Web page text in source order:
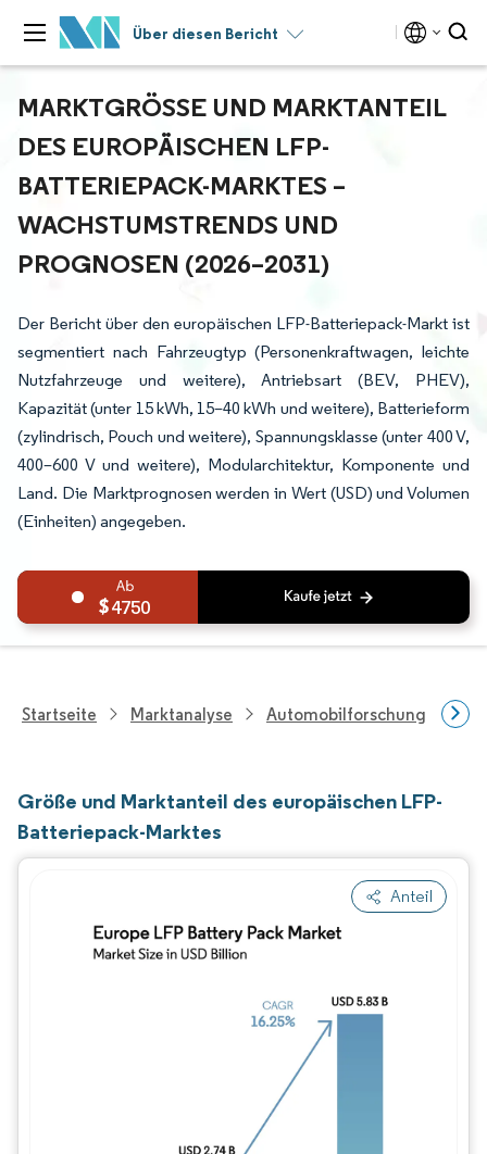
Über diesen Bericht
MARKTGRÖSSE UND MARKTANTEIL D
ES EUROPÄISCHEN LFP-B
ATTERIEPACK-MARKTES – W
ACHSTUMSTRENDS UND P
ROGNOSEN (2026–2031)
Der Bericht über den europäischen LFP-Batteriepack-Markt ist
segmentiert nach Fahrzeugtyp (Personenkraftwagen, leichte
Nutzfahrzeuge und weitere), Antriebsart (BEV, PHEV),
Kapazität (unter 15 kWh, 15–40 kWh und weitere), Batterieform
(zylindrisch, Pouch und weitere), Spannungsklasse (unter 400 V,
400–600 V und weitere), Modularchitektur, Komponente und
Land. Die Marktprognosen werden in Wert (USD) und Volumen
(Einheiten) angegeben.
4750
Startseite Marktanalyse Automobilforschung
Größe und Marktanteil des europäischen LFP-
Batteriepack-Marktes
Anteil
Bild © Mordor Intelligence.